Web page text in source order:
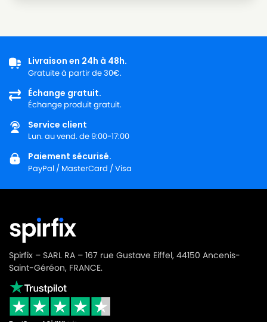
Livraison en 24h à 48h.
Gratuite à partir de 30€.
Échange gratuit.
Échange produit gratuit.
Service client
Lun. au vend. de 9:00-17:00
Paiement sécurisé.
PayPal / MasterCard / Visa
Spirfix – SARL RA – 167 rue Gustave Eiffel, 44150 Ancenis-
Saint-Géréon, FRANCE.